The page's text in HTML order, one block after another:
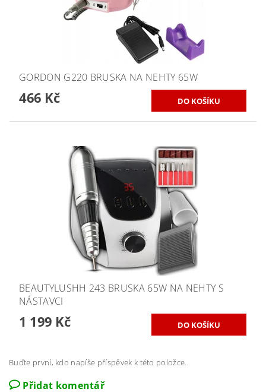
GORDON G220 BRUSKA NA NEHTY 65W
466 Kč
BEAUTYLUSHH 243 BRUSKA 65W NA NEHTY S
NÁSTAVCI
1 199 Kč
Buďte první, kdo napíše příspěvek k této položce.
Přidat komentář